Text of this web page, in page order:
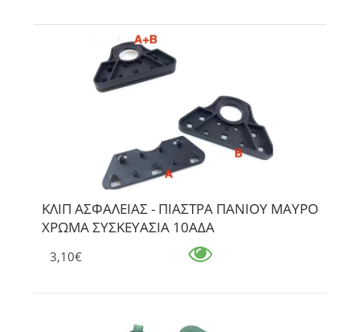
ΚΛΙΠ ΑΣΦΑΛΕΙΑΣ - ΠΙΑΣΤΡΑ ΠΑΝΙΟΥ ΜΑΥΡΟ
ΧΡΩΜΑ ΣΥΣΚΕΥΑΣΙΑ 10ΑΔΑ
3,10€